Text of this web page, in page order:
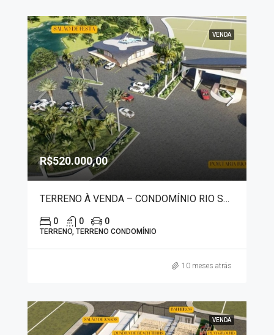
VENDA
R$520.000,00
TERRENO À VENDA – CONDOMÍNIO RIO SOL HORIZONTE – RIFAINA 1207
0 0 0
TERRENO, TERRENO CONDOMÍNIO
10 meses atrás
VENDA